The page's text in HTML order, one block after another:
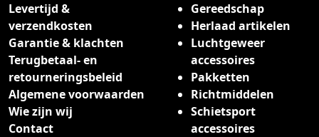
Levertijd &
verzendkosten
Garantie & klachten
Terugbetaal- en
retourneringsbeleid
Algemene voorwaarden
Wie zijn wij
Contact
Gereedschap
Herlaad artikelen
Luchtgeweer
accessoires
Pakketten
Richtmiddelen
Schietsport
accessoires